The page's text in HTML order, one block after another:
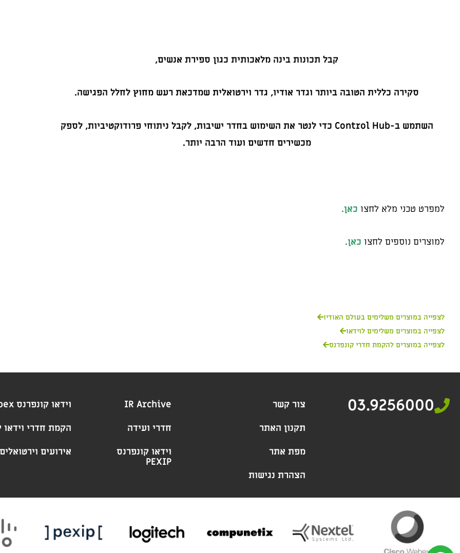
קבל תכונות בינה מלאכותית כגון ספירת אנשים,
סקירה כללית הטובה ביותר וגדר אודיו, גדר וירטואלית שמדכאת רעש מחוץ לחלל הפגישה.
השתמש ב-Control Hub כדי לנטר את השימוש בחדר ישיבות, לקבל ניתוחי פרודוקטיביות, לספק
מכשירים חדשים ועוד הרבה יותר.
למפרט טכני מלא לחצו כאן.
למוצרים נוספים לחצו כאן.
לצפייה במוצרים משלימים בעולם האודיו
לצפייה במוצרים משלימים לוידאו
לצפייה במוצרים להקמת חדרי קונפרנס
03.9256000
צור קשר
תקנון האתר
מפת אתר
הצהרת נגישות
IR Archive
חדרי ועידה
וידאו קונפרנס
PEXIP
וידאו קונפרנס Webex
הקמת חדרי וידאו
אירועים